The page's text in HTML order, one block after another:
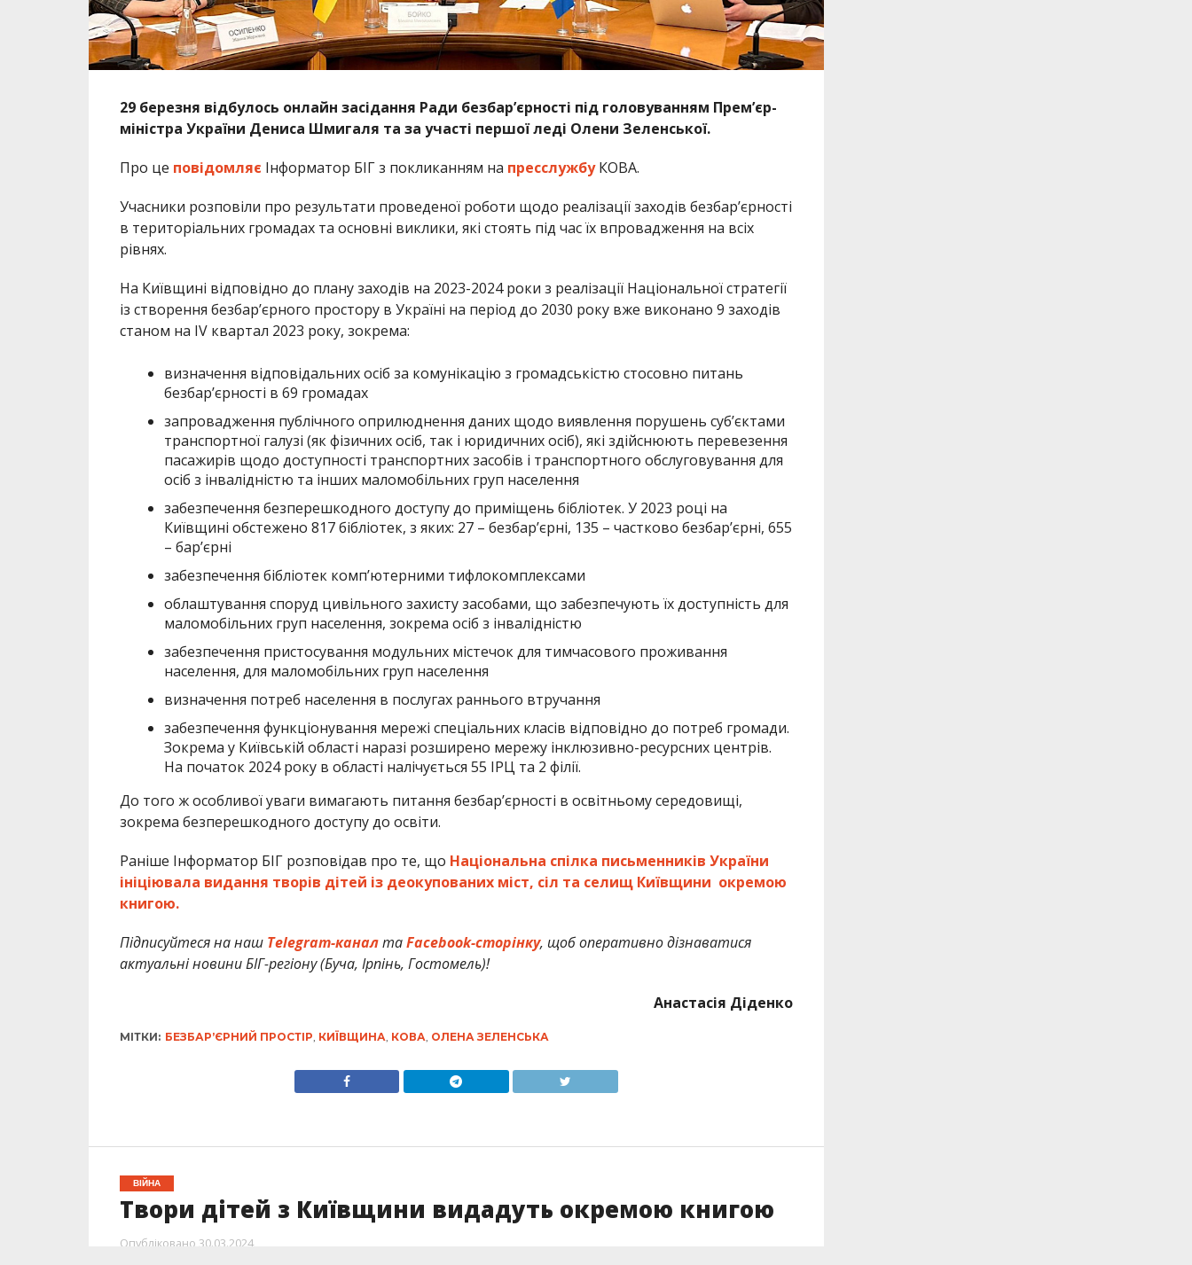
29 березня відбулось онлайн засідання Ради безбар’єрності під головуванням Прем’єр-
міністра України Дениса Шмигаля та за участі першої леді Олени Зеленської.
Про це повідомляє Інформатор БІГ з покликанням на пресслужбуКОВА.
Учасники розповіли про результати проведеної роботи щодо реалізації заходів безбар’єрності
в територіальних громадах та основні виклики, які стоять під час їх впровадження на всіх
рівнях.
На Київщині відповідно до плану заходів на 2023-2024 роки з реалізації Національної стратегії
із створення безбар’єрного простору в Україні на період до 2030 року вже виконано 9 заходів
станом на IV квартал 2023 року, зокрема:
визначення відповідальних осіб за комунікацію з громадськістю стосовно питань
безбар’єрності в 69 громадах
запровадження публічного оприлюднення даних щодо виявлення порушень суб’єктами
транспортної галузі (як фізичних осіб, так і юридичних осіб), які здійснюють перевезення
пасажирів щодо доступності транспортних засобів і транспортного обслуговування для
осіб з інвалідністю та інших маломобільних груп населення
забезпечення безперешкодного доступу до приміщень бібліотек. У 2023 році на
Київщині обстежено 817 бібліотек, з яких: 27 – безбар’єрні, 135 – частково безбар’єрні, 655
– бар’єрні
забезпечення бібліотек комп’ютерними тифлокомплексами
облаштування споруд цивільного захисту засобами, що забезпечують їх доступність для
маломобільних груп населення, зокрема осіб з інвалідністю
забезпечення пристосування модульних містечок для тимчасового проживання
населення, для маломобільних груп населення
визначення потреб населення в послугах раннього втручання
забезпечення функціонування мережі спеціальних класів відповідно до потреб громади.
Зокрема у Київській області наразі розширено мережу інклюзивно-ресурсних центрів.
На початок 2024 року в області налічується 55 ІРЦ та 2 філії.
До того ж особливої уваги вимагають питання безбар’єрності в освітньому середовищі,
зокрема безперешкодного доступу до освіти.
Раніше Інформатор БІГ розповідав про те, що Національна спілка письменників України
ініціювала видання творів дітей із деокупованих міст, сіл та селищ Київщини окремою
книгою.
Підписуйтеся на наш Telegram-каналтаFacebook-сторінку, щоб оперативно дізнаватися
актуальні новини БІГ-регіону (Буча, Ірпінь, Гостомель)!
Анастасія Діденко
МІТКИ: БЕЗБАРʼЄРНИЙ ПРОСТІР КИЇВЩИНА КОВА ОЛЕНА ЗЕЛЕНСЬКА
ВІЙНА
Твори дітей з Київщини видадуть окремою книгою
Опубліковано 30.03.2024